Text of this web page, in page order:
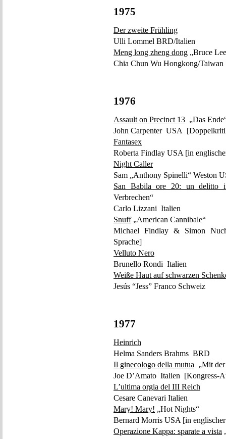
1975
Der zweite Frühling
Ulli Lommel BRD/Italien
Meng long zheng dong „Bruce
Chia Chun Wu Hongkong/Taiwan
1976
Assault on Precinct 13 „Das
John Carpenter USA
Fantasex
Roberta Findlay USA [in
Night Caller
Sam „Anthony Spinelli“ Weston
San Babila ore 20: un delitto
Verbrechen“
Carlo Lizzani Italien
Snuff„American Cannibale“
Michael Findlay & Simon
Sprache]
Velluto Nero
Brunello Rondi Italien
Weiße Haut auf schwarzen
Jesús “Jess” Franco Schweiz
1977
Heinrich
Helma Sanders Brahms BRD
Il ginecologo della mutua „Mit
Joe D’Amato Italien [Kongress-
L’ultima orgia del III Reich
Cesare Canevari Italien
Mary! Mary! „Hot Nights“
Bernard Morris USA [in
Operazione Kappa: sparate a vista